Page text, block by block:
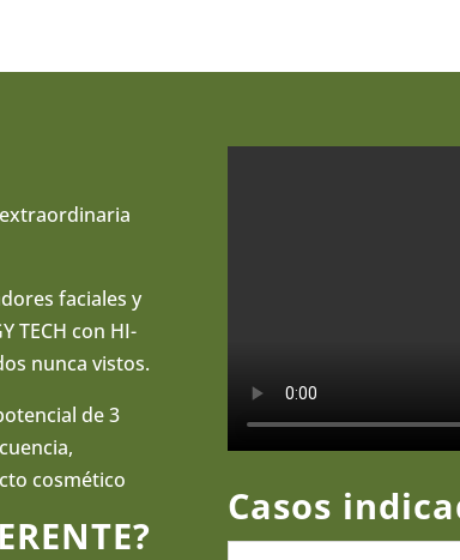
faciales y
TECH con HI-
nunca vistos.
de 3
cosmético
Casos